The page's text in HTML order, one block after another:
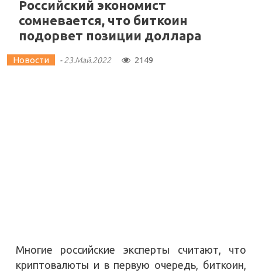
Российский экономист
сомневается, что биткоин
подорвет позиции доллара
Новости -23.Май.2022 2149
Многие российские эксперты считают, что
криптовалюты и в первую очередь, биткоин,